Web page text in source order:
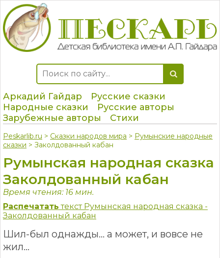
Аркадий Гайдар
Русские сказки
Народные сказки
Русские авторы
Зарубежные авторы
Стихи
Peskarlib.ru > Сказки народов мира > Румынские народные
сказки > Заколдованный кабан
Румынская народная сказка
Заколдованный кабан
Время чтения: 16 мин.
Распечатать текст Румынская народная сказка -
Заколдованный кабан
Шил-был однажды… а может, и вовсе не
жил…